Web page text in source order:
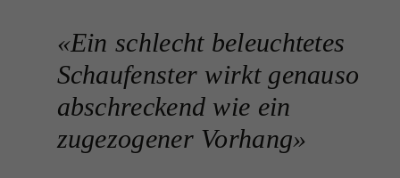
«Ein schlecht beleuchtetes
Schaufenster wirkt genauso
abschreckend wie ein
zugezogener Vorhang»